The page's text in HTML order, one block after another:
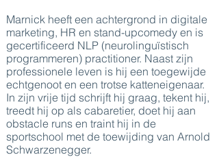
Marnick heeft een achtergrond in digitale
marketing, HR en stand-upcomedy en is
gecertificeerd NLP (neurolinguïstisch
programmeren) practitioner. Naast zijn
professionele leven is hij een toegewijde
echtgenoot en een trotse katteneigenaar.
In zijn vrije tijd schrijft hij graag, tekent hij,
treedt hij op als cabaretier, doet hij aan
obstacle runs en traint hij in de
sportschool met de toewijding van Arnold
Schwarzenegger.